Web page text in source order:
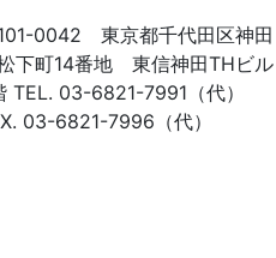
0042 東京都千代田区神田
下町14番地 東信神田THビル
TEL. 03-6821-7991（代）
03-6821-7996（代）